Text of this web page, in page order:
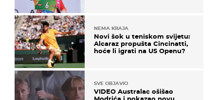
NEMA KRAJA
Novi šok u teniskom svijetu:
Alcaraz propušta Cincinatti,
hoće li igrati na US Openu?
SVE OBJAVIO
VIDEO Australac ošišao